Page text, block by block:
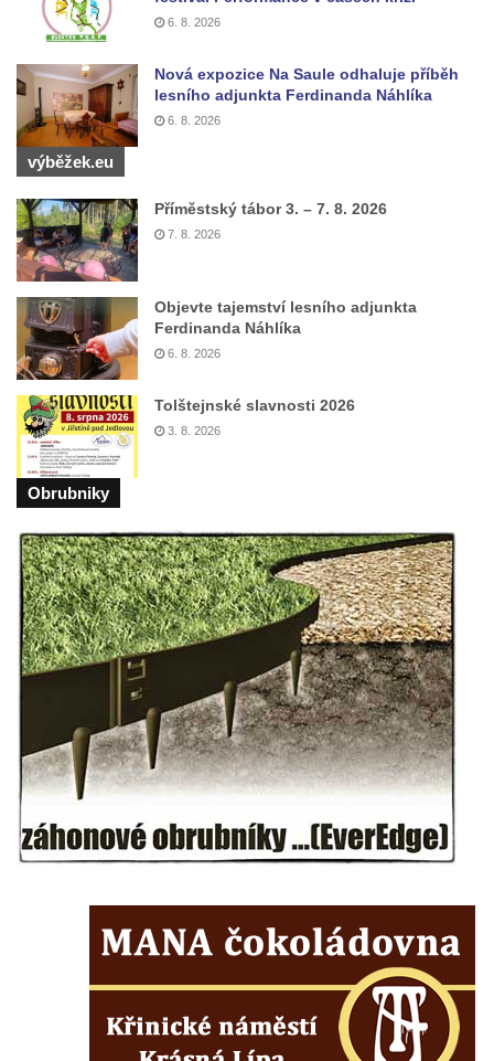
6. 8. 2026
Nová expozice Na Saule odhaluje příběh
lesního adjunkta Ferdinanda Náhlíka
6. 8. 2026
výběžek.eu
Příměstský tábor 3. – 7. 8. 2026
7. 8. 2026
Objevte tajemství lesního adjunkta
Ferdinanda Náhlíka
6. 8. 2026
Tolštejnské slavnosti 2026
3. 8. 2026
Obrubniky